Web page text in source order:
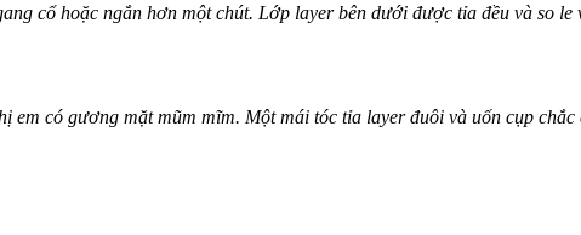
cổ hoặc ngắn hơn một chút. Lớp layer bên dưới được tỉa đều và so
em có gương mặt mũm mĩm. Một mái tóc tỉa layer đuôi và uốn cụp